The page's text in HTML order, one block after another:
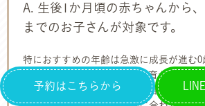
予約はこちらから
A. 生後1か月頃の赤ちゃんから
までのお子さんが対象です。
特におすすめの年齢は急激に成長が進む0
神経が乱れやすく、成長や発育が毎日進
整えておくことでお子さんは自然に発達